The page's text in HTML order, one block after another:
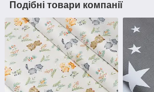
Подібні товари компанії